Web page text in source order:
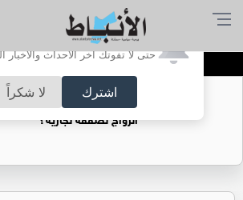
أترغب في تفعيل
حتى لا تفوتك آخر الأحداث والأخبار
اشترك لا شكراً
د. منذر جرادات
فتيات يستغللنه لتحقيق
الزواج لصفقة تجارية؟